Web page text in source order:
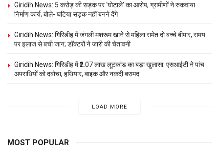
Giridih News: 5 करोड़ की सड़क पर ‘घोटाले’ का आरोप, ग्रामीणों ने रुकवाया
निर्माण कार्य; बोले- घटिया सड़क नहीं बनने देंगे
Giridih News: गिरिडीह में जंगली मशरूम खाने से महिला समेत दो बच्चे बीमार, समय
पर इलाज से बची जान; डॉक्टरों ने जारी की चेतावनी
Giridih News: गिरिडीह में ₹2.07 लाख लूटकांड का बड़ा खुलासा: एसआईटी ने पांच
अपराधियों को दबोचा, हथियार, बाइक और नकदी बरामद
LOAD MORE
MOST POPULAR